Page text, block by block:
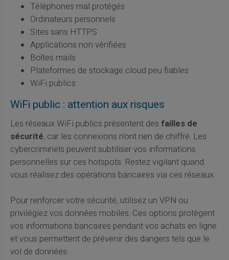
Téléphones mal protégés
Ordinateurs personnels
Sites sans HTTPS
Applications non vérifiées
Boîtes mails
Plateformes de stockage cloud peu fiables
WiFi publics
WiFi public : attention aux risques
Les réseaux WiFi publics présentent des failles de
sécurité, car les connexions n'ont rien de chiffré. Les
cybercriminels peuvent subtiliser vos informations
personnelles sur ces hotspots. Restez vigilant quand
vous réalisez des opérations bancaires via ces réseaux.
Pour renforcer votre sécurité, utilisez un VPN ou
privilégiez vos données mobiles. Ces options protègent
vos informations bancaires pendant vos achats en ligne
et vous permettent de prévenir des dangers tels que le
vol de données.